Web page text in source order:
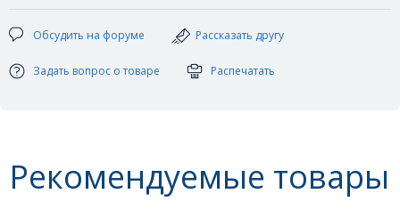
Обсудить на форуме Рассказать другу
Задать вопрос о товаре Распечатать
Рекомендуемые товары